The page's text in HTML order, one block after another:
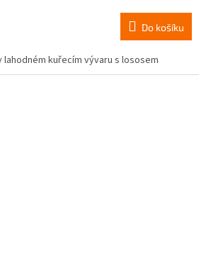
Do košíku
lahodném kuřecím vývaru s lososem